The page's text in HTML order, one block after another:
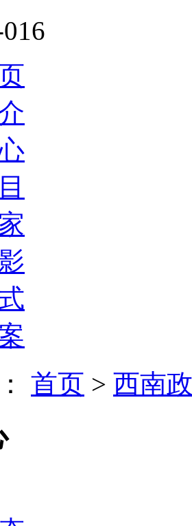
首页 > 西南